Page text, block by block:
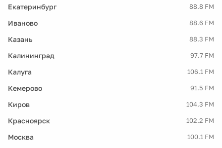
Екатеринбург 88.8 FM
Иваново 88.6 FM
Казань 88.3 FM
Калининград 97.7 FM
Калуга 106.1 FM
Кемерово 91.5 FM
Киров 104.3 FM
Красноярск 102.2 FM
Москва 100.1 FM